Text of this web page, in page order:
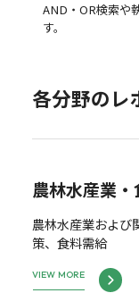
AND・OR検索や
す。
各分野のレ
農林水産業
農林水産業および
策、食料需給
VIEW MORE